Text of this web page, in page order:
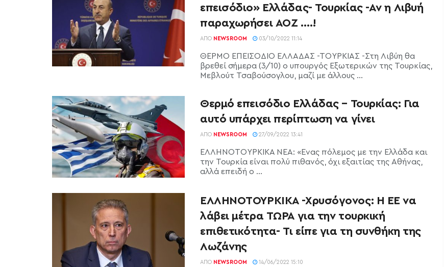
επεισόδιο» Ελλάδας- Τουρκίας -Αν η Λιβυή
παραχωρήσει ΑΟΖ ….!
ΑΠΌ NEWSROOM 03/10/2022 11:14
ΘΕΡΜΟ ΕΠΕΙΣΟΔΙΟ ΕΛΛΑΔΑΣ -ΤΟΥΡΚΙΑΣ -Στη Λιβύη θα
βρεθεί σήμερα (3/10) ο υπουργός Εξωτερικών της Τουρκίας,
Μεβλούτ Τσαβούσογλου, μαζί με άλλους ...
Θερμό επεισόδιο Ελλάδας – Τουρκίας: Για
αυτό υπάρχει περίπτωση να γίνει
ΑΠΌ NEWSROOM 27/09/2022 13:41
ΕΛΛΗΝΟΤΟΥΡΚΙΚΑ ΝΕΑ: «Ένας πόλεμος με την Ελλάδα και
την Τουρκία είναι πολύ πιθανός, όχι εξαιτίας της Αθήνας,
αλλά επειδή ο ...
ΕΛΛΗΝΟΤΟΥΡΚΙΚΑ -Χρυσόγονος: Η ΕΕ να
λάβει μέτρα ΤΩΡΑ για την τουρκική
επιθετικότητα- Τι είπε για τη συνθήκη της
Λωζάνης
ΑΠΌ NEWSROOM 14/06/2022 15:10